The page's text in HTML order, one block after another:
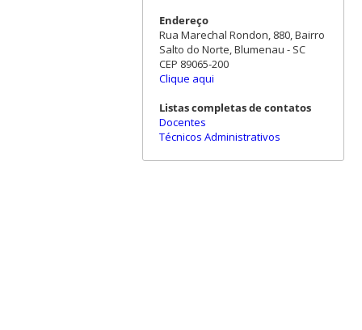
Endereço
Rua Marechal Rondon, 880, Bairro
Salto do Norte, Blumenau - SC
CEP 89065-200
Clique aqui
Listas completas de contatos
Docentes
Técnicos Administrativos